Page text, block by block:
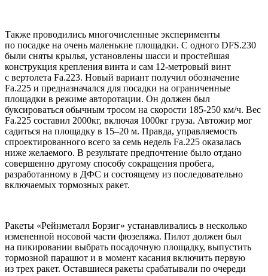
Также проводились многочисленные эксперименты
по посадке на очень маленькие площадки. С одного DFS.230
были сняты крылья, установлены шасси и простейшая
конструкция крепления винта и сам 12-метровый винт
с вертолета Fa.223. Hовый вариант получил обозначение
Fa.225 и предназначался для посадки на ограниченные
площадки в режиме авторотации. Он должен был
буксироваться обычным тросом на скорости 185-250 км/ч. Вес
Fa.225 составил 2000кг, включая 1000кг груза. Автожир мог
садиться на площадку в 15–20 м. Правда, управляемость
спроектированного всего за семь недель Fa.225 оказалась
ниже желаемого. В результате предпочтение было отдано
совершенно другому способу сокращения пробега,
разработанному в ДФС и состоящему из последовательно
включаемых тормозных ракет.
Ракеты «Рейнметалл Борзиг» устанавливались в несколько
измененной носовой части фюзеляжа. Пилот должен был
на пикировании выбрать посадочную площадку, выпустить
тормозной парашют и в момент касания включить первую
из трех ракет. Оставшиеся ракеты срабатывали по очереди